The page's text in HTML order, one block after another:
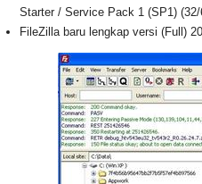
Starter / Service Pack 1 (SP1)
FileZilla baru lengkap versi (Full)